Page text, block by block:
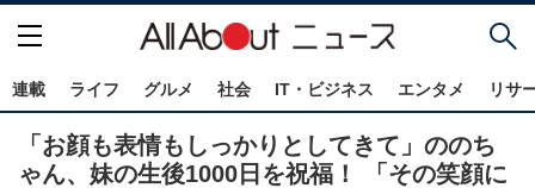
連載 ライフ グルメ 社会 IT・ビジネス エンタメ リサ
「お顔も表情もしっかりとしてきて」ののち
ゃん、妹の生後1000日を祝福！ 「その笑顔に